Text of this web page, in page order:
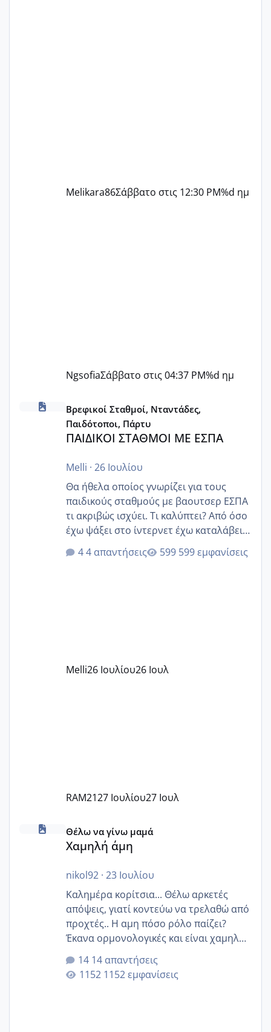
Melikara86Σάββατο στις 12:30 PM%d ημ
NgsofiaΣάββατο στις 04:37 PM%d ημ
ΠΑΙΔΙΚΟΙ ΣΤΑΘΜΟΙ ΜΕ ΕΣΠΑ
Βρεφικοί Σταθμοί, Νταντάδες,
Παιδότοποι, Πάρτυ
ΠΑΙΔΙΚΟΙ ΣΤΑΘΜΟΙ ΜΕ ΕΣΠΑ
Melli · 26 Ιουλίου
Θα ήθελα οποίος γνωρίζει για τους
παιδικούς σταθμούς με βαουτσερ ΕΣΠΑ
τι ακριβώς ισχύει. Τι καλύπτει? Από όσο
έχω ψάξει στο ίντερνετ έχω καταλάβει
ότι το βαουτσερ καλύπτει όλα τα
δίδακτρα και τα τροφεια του ιδιωτικού
Εγώ πήγα σε έναν ιδιωτικό παιδικό στ
4 απαντήσεις 599 εμφανίσεις
Melli26 Ιουλίου26 Ιουλ
RAM2127 Ιουλίου27 Ιουλ
Χαμηλή άμη
Θέλω να γίνω μαμά
Χαμηλή άμη
nikol92· 23 Ιουλίου
Καλημέρα κορίτσια... Θέλω αρκετές
απόψεις, γιατί κοντεύω να τρελαθώ από
προχτές.. Η αμη πόσο ρόλο παίζει?
Έκανα ορμονολογικές και είναι χαμηλή
για την ηλικία μου.. Είχα ήδη μια
εγκυμοσύνη, που έπρεπε να τερματιστεί
στην 27η εβδομάδα και προσπαθώ 7
14 απαντήσεις
1152 εμφανίσεις